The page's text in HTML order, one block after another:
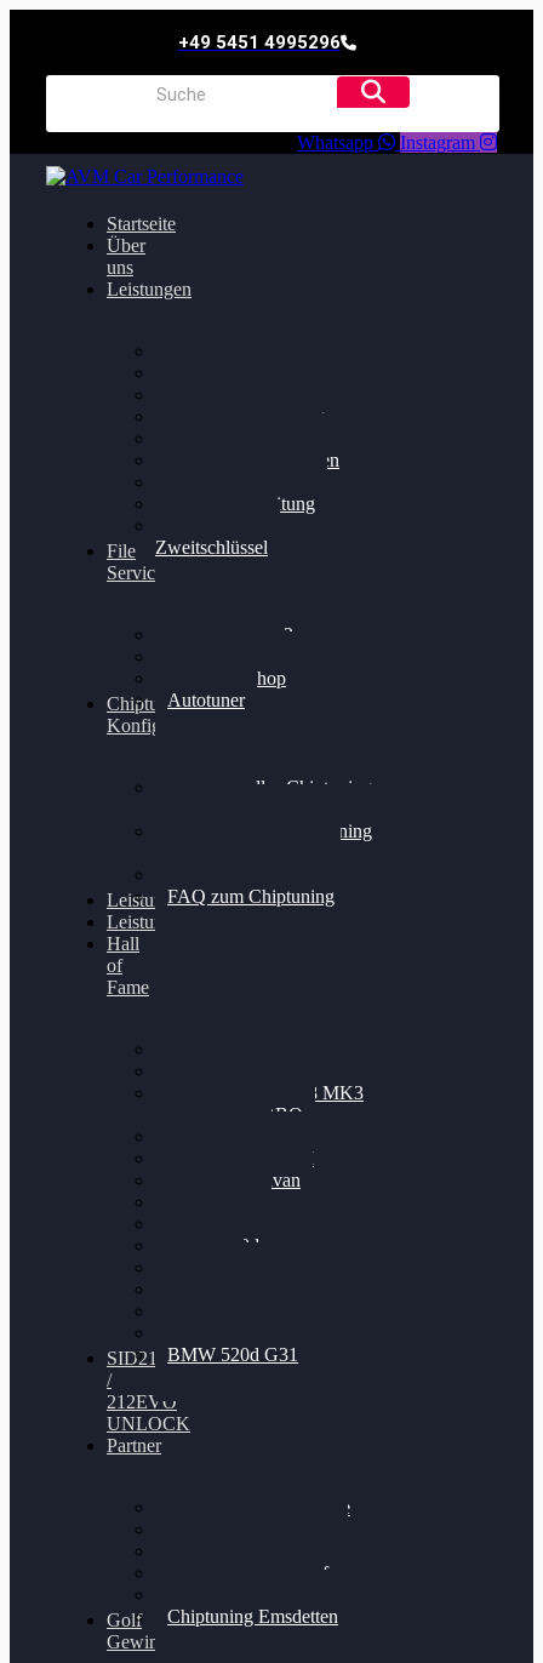
+49 5451 4995296
Whatsapp Instagram
Startseite
Über
uns
Leistungen
Getriebeoptimierung
Bremsscheiben planen
Felgenaufbereitung
Zweitschlüssel
File
Service
Alientech Kess3
Alientech Shop
Autotuner
Chiptuning
Konfigurator
Professionelles Chiptuning
Professionelles Chiptuning
FAQ zum Chiptuning
Leistungsmessung
Leistungsprüfstand
Hall
of
Fame
Nissan GT-R35 3.8 MK3
V6 TWINTURBO
VW Passat 2.0TDI
VW T6 Multivan
BMW 120d
BMW 520d G31
SID212
/
212EVO
UNLOCK
Partner
Bilgenroth Performance
Chiptuning Schüttorf
Chiptuning Emsdetten
Golf
Gewinnspiel